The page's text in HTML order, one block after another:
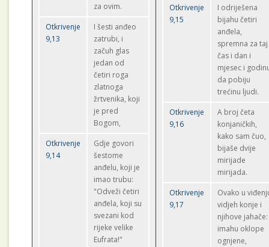
za ovim.
Otkrivenje
9,13
I šesti anđeo
zatrubi, i
začuh glas
jedan od
četiri roga
zlatnoga
žrtvenika, koji
je pred
Bogom,
Otkrivenje
9,14
Gdje govori
šestome
anđelu, koji je
imao trubu:
"Odveži četiri
anđela, koji su
svezani kod
rijeke velike
Eufrata!"
Otkrivenje
9,15
I odriješena
bijahu četiri
anđela,
spremna za taj
čas i dan i
mjesec i
da pobiju
trećinu ljudi.
Otkrivenje
9,16
A broj četa
konjaničkih,
kako sam čuo,
bijaše dvije
mirijade
mirijada.
Otkrivenje
9,17
Ovako u
vidjeh konje i
njihove jahače:
imahu oklope
ognjene,